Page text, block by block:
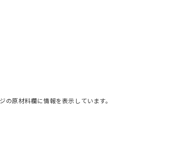
原材料欄に情報を表示しています。